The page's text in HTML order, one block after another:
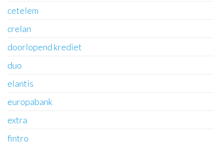
cetelem
crelan
doorlopend krediet
duo
elantis
europabank
extra
fintro